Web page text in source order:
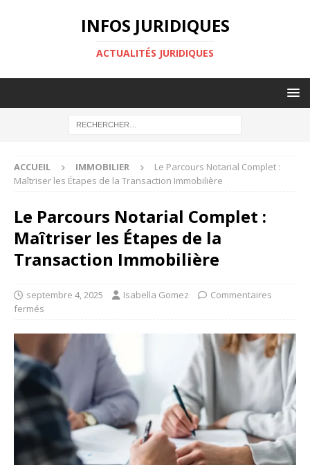
INFOS JURIDIQUES
ACTUALITÉS JURIDIQUES
ACCUEIL IMMOBILIER
Le Parcours Notarial Complet :
Maîtriser les Étapes de la Transaction Immobilière
Le Parcours Notarial Complet :
Maîtriser les Étapes de la
Transaction Immobilière
septembre 4, 2025 Isabella Gomez
Commentaires
fermés